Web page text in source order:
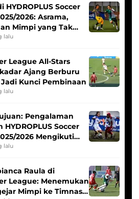
HYDROPLUS Soccer
2026: Asrama,
Mimpi yang Tak
lalu
League All-Stars
Ajang Berburu
Kunci Pembinaan
lalu
Pengalaman
Soccer
2026 Mengikuti
Putri
lalu
Raula di
League: Menemukan
Mimpi ke Timnas